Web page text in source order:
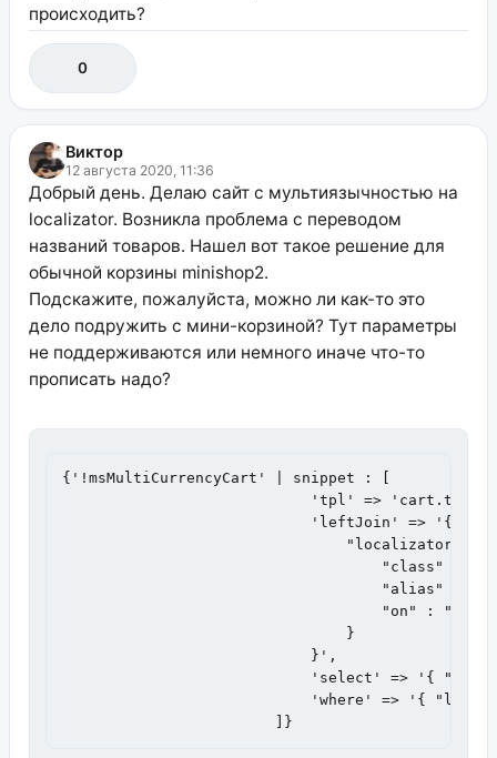
происходить?
0
Виктор
12 августа 2020, 11:36
Добрый день. Делаю сайт с мультиязычностью на
localizator. Возникла проблема с переводом
названий товаров. Нашел вот такое решение для
обычной корзины minishop2.
Подскажите, пожалуйста, можно ли как-то это
дело подружить с мини-корзиной? Тут параметры
не поддерживаются или немного иначе что-то
прописать надо?
{'!msMultiCurrencyCart' | snippet : [
                            'tpl' => 'cart.tpl',
                            'leftJoin' => '{
                                "localizator" : {
"class" :
"alias" :
"on" :
                            }',
'select' => '{
'where' => '{
                        ]}